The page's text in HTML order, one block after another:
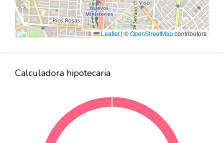
Leaflet | ©OpenStreetMapcontributors
Calculadora hipotecaria